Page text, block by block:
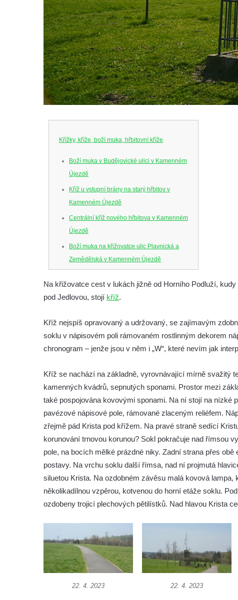
Křížky, kříže, boží muka, hřbitovní kříže
Boží muka v Budějovické ulici v Kamenném
Újezdě
Kříž u vstupní brány na starý hřbitov v
Kamenném Újezdě
Centrální kříž nového hřbitova v Kamenném
Újezdě
Boží muka na křižovatce ulic Plavnická a
Zemědělská v Kamenném Újezdě
v Kamenném Újezdě
Kříž na křižovatce ulic 5. května a Dělnická
Kříž v Dělnické ulici v Kamenném Újezdě
Boží muka na křižovatce ulic Latrán a K
Centrální kříž hřbitova ve Velešíně
Kříž u kostela svatého Václava ve Velešíně
Kříž u brány na hřbitov ve Velešíně
Kříž na zahradě domu čp. 127 v Římově
Kříž u fary v Římově
Kříž u lípy Jana Gurreho v Římově
Boží muka u hřbitova v Římově
Kříž na návsi v Dolním Třeboníně
Kříž na návsi v Plavu
Boží muka v Plavu
Kříž u Obrázku severovýchodně od
Práchně
Kříž na rozcestí u domu čp. 283 v Dolním
Na křižovatce cest v lukách jižně od Horního Podluží,
pod Jedlovou, stojí kříž.
Kříž nejspíš opravovaný a udržovaný, se zajímavým
soklu v nápisovém poli rámovaném rostlinným dekorem
chronogram – jenže jsou v něm i „W“, které nevím jak
Kříž se nachází na základně, vyrovnávající mírně svažitý
kamenných kvádrů, sepnutých sponami. Prostor mezi
také pospojována kovovými sponami. Na ní stojí na nízké
pavézové nápisové pole, rámované zlaceným reliéfem.
zřejmě pád Krista pod křížem. Na pravé straně sedící
korunování trnovou korunou? Sokl pokračuje nad římsou
pole, na bocích mělké prázdné niky. Zadní strana přes
postavy. Na vrchu soklu další římsa, nad ní projmutá
siluetou Krista. Na ozdobném závěsu malá kovová
několikadílnou vzpěrou, kotvenou do horní etáže soklu.
ozdobeny trojicí plechových pětilístků. Nad hlavou Krista
22. 4. 2023 22. 4. 2023